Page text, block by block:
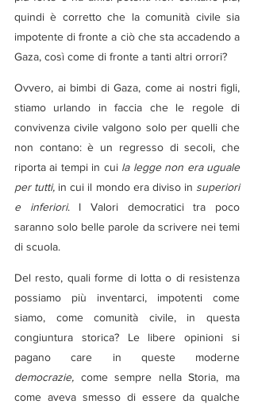
quindi è corretto che la comunità civile sia
impotente di fronte a ciò che sta accadendo a
Gaza, così come di fronte a tanti altri orrori?
Ovvero, ai bimbi di Gaza, come ai nostri figli,
stiamo urlando in faccia che le regole di
convivenza civile valgono solo per quelli che
non contano: è un regresso di secoli, che
riporta ai tempi in cui la legge non era uguale
per tutti, in cui il mondo era diviso in superiori
e inferiori. I Valori democratici tra poco
saranno solo belle parole da scrivere nei temi
di scuola.
Del resto, quali forme di lotta o di resistenza
possiamo più inventarci, impotenti come
siamo, come comunità civile, in questa
congiuntura storica? Le libere opinioni si
democrazie, come sempre nella Storia, ma
come aveva smesso di essere da qualche